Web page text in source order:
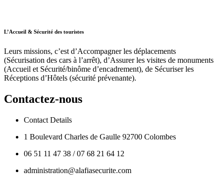
L’Accueil & Sécurité des touristes
Leurs missions, c’est d’Accompagner les déplacements
(Sécurisation des cars à l’arrêt), d’Assurer les visites de monuments
(Accueil et Sécurité/binôme d’encadrement), de Sécuriser les
Réceptions d’Hôtels (sécurité prévenante).
Contactez-nous
Contact Details
1 Boulevard Charles de Gaulle 92700 Colombes
06 51 11 47 38 / 07 68 21 64 12
administration@alafiasecurite.com